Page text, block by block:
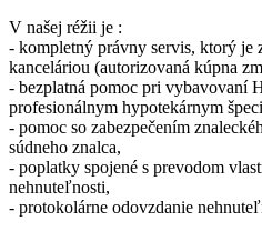
V našej réžii je :
- kompletný právny servis, ktorý je
kanceláriou (autorizovaná kúpna
- bezplatná pomoc pri vybavovaní
profesionálnym hypotekárnym
- pomoc so zabezpečením
súdneho znalca,
- poplatky spojené s prevodom
nehnuteľnosti,
- protokolárne odovzdanie